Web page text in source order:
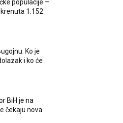
populacije –
1.152
Ko je
i ko će
BiH je na
čekaju nova